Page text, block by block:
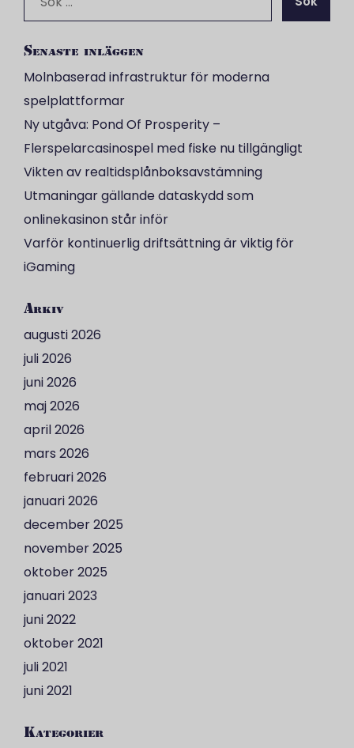
efter:
Senaste inläggen
Molnbaserad infrastruktur för moderna
spelplattformar
Ny utgåva: Pond Of Prosperity –
Flerspelarcasinospel med fiske nu tillgängligt
Vikten av realtidsplånboksavstämning
Utmaningar gällande dataskydd som
onlinekasinon står inför
Varför kontinuerlig driftsättning är viktig för
iGaming
Arkiv
augusti 2026
juli 2026
juni 2026
maj 2026
april 2026
mars 2026
februari 2026
januari 2026
december 2025
november 2025
oktober 2025
januari 2023
juni 2022
oktober 2021
juli 2021
juni 2021
Kategorier